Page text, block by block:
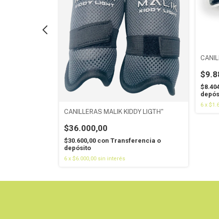
CANILLERAS MALIK KIDDY LIGTH"
$36.000,00
$30.600,00 con Transferencia o
depósito
6 x $6.000,00 sin interés
6 x